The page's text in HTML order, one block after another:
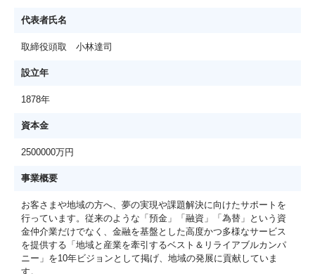
代表者氏名
取締役頭取 小林達司
設立年
1878年
資本金
2500000万円
事業概要
お客さまや地域の方へ、夢の実現や課題解決に向けたサポートを
行っています。従来のような「預金」「融資」「為替」という資
金仲介業だけでなく、金融を基盤とした高度かつ多様なサービス
を提供する「地域と産業を牽引するベスト＆リライアブルカンパ
ニー」を10年ビジョンとして掲げ、地域の発展に貢献していま
す。